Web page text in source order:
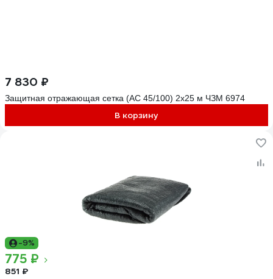
7 830 ₽
Защитная отражающая сетка (АС 45/100) 2х25 м ЧЗМ 6974
В корзину
-9%
775 ₽
851 ₽